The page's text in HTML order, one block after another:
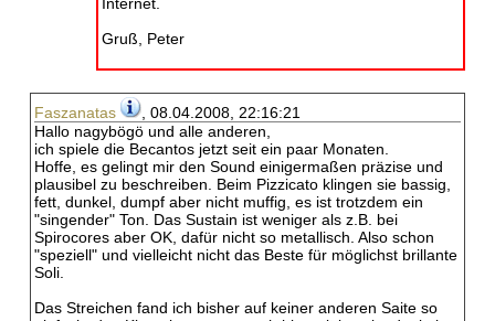
Gruß, Peter
Faszanatas
, 08.04.2008, 22:16:21
Hallo nagybögö und alle anderen,
ich spiele die Becantos jetzt seit ein paar Monaten.
Hoffe, es gelingt mir den Sound einigermaßen präzise und
plausibel zu beschreiben. Beim Pizzicato klingen sie bassig,
fett, dunkel, dumpf aber nicht muffig, es ist trotzdem ein
"singender" Ton. Das Sustain ist weniger als z.B. bei
Spirocores aber OK, dafür nicht so metallisch. Also schon
"speziell" und vielleicht nicht das Beste für möglichst brillante
Soli.
Das Streichen fand ich bisher auf keiner anderen Saite so